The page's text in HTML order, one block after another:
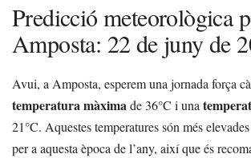
Predicció meteorològica
Amposta: 22 de juny de
Avui, a Amposta, esperem una jornada força
temperatura màximade 36°C i una
21°C. Aquestes temperatures són més
per a aquesta època de l’any, així que és